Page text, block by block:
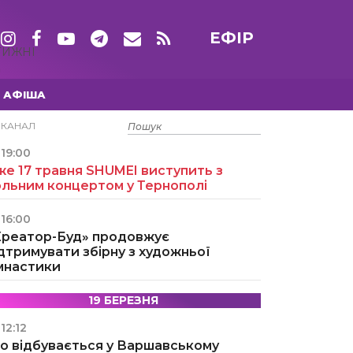
ЕФІР
АФІША
15 ТРАВНЯ
19:00
17 травня SHUMEI виступить з
концертом у Тернополі
16:00
Буд» продовжує
збірну з художньої
19 БЕРЕЗНЯ
12:12
відбувається у Варшавському